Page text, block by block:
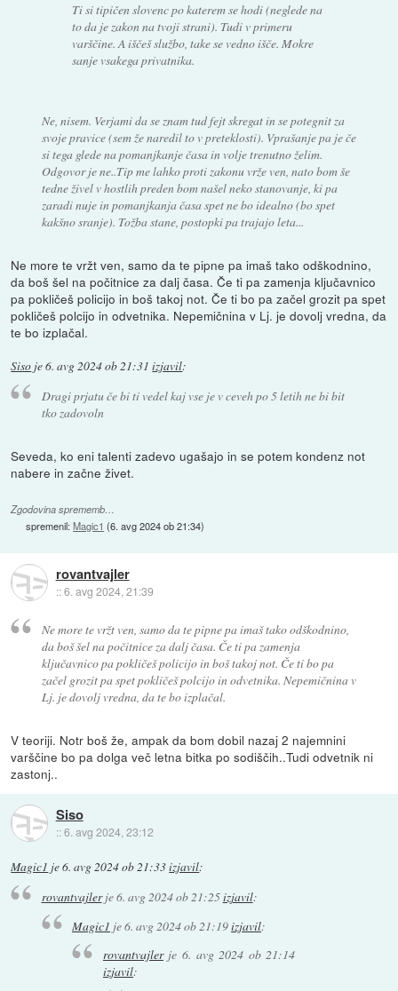
Ti si tipičen slovenc po katerem se hodi (neglede na
to da je zakon na tvoji strani). Tudi v primeru
varščine. A iščeš službo, take se vedno išče. Mokre
sanje vsakega privatnika.
Ne, nisem. Verjami da se znam tud fejt skregat in se potegnit za
svoje pravice (sem že naredil to v preteklosti). Vprašanje pa je če
si tega glede na pomanjkanje časa in volje trenutno želim.
Odgovor je ne..Tip me lahko proti zakonu vrže ven, nato bom še
tedne živel v hostlih preden bom našel neko stanovanje, ki pa
zaradi nuje in pomanjkanja časa spet ne bo idealno (bo spet
kakšno sranje). Tožba stane, postopki pa trajajo leta...
Ne more te vržt ven, samo da te pipne pa imaš tako odškodnino,
da boš šel na počitnice za dalj časa. Če ti pa zamenja ključavnico
pa pokličeš policijo in boš takoj not. Če ti bo pa začel grozit pa spet
pokličeš polcijo in odvetnika. Nepemičnina v Lj. je dovolj vredna, da
te bo izplačal.
Siso je6. avg 2024 ob 21:31 izjavil:
Dragi prjatu če bi ti vedel kaj vse je v ceveh po 5 letih ne bi bit
tko zadovoln
Seveda, ko eni talenti zadevo ugašajo in se potem kondenz not
nabere in začne živet.
Zgodovina sprememb…
spremenil:Magic1 (6. avg 2024 ob 21:34)
rovantvajler
::6. avg 2024, 21:39
Ne more te vržt ven, samo da te pipne pa imaš tako odškodnino,
da boš šel na počitnice za dalj časa. Če ti pa zamenja
ključavnico pa pokličeš policijo in boš takoj not. Če ti bo pa
začel grozit pa spet pokličeš polcijo in odvetnika. Nepemičnina v
Lj. je dovolj vredna, da te bo izplačal.
V teoriji. Notr boš že, ampak da bom dobil nazaj 2 najemnini
varščine bo pa dolga več letna bitka po sodiščih..Tudi odvetnik ni
zastonj..
Siso
::6. avg 2024, 23:12
Magic1 je6. avg 2024 ob 21:33izjavil:
rovantvajlerje6. avg 2024 ob 21:25izjavil:
Magic1 je6. avg 2024 ob 21:19izjavil:
rovantvajlerje 6. avg 2024 ob 21:14
izjavil: